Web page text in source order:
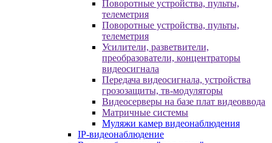
Поворотные устройства, пульты,
телеметрия
Поворотные устройства, пульты,
телеметрия
Усилители, разветвители,
преобразователи, концентраторы
видеосигнала
Передача видеосигнала, устройства
грозозащиты, тв-модуляторы
Видеосерверы на базе плат видеоввода
Матричные системы
Муляжи камер видеонаблюдения
IP-видеонаблюдение